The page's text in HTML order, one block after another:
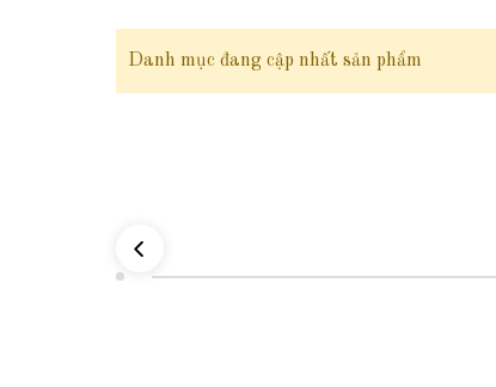
Danh mục đang cập nhất sản phẩm